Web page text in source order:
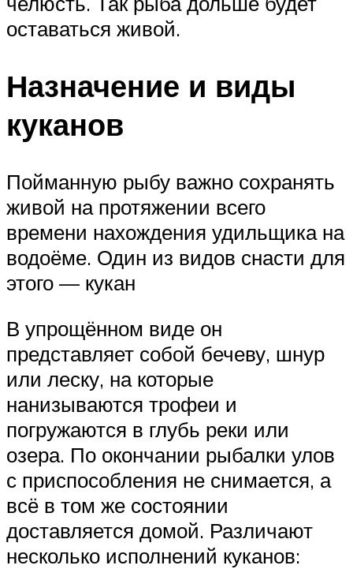
оставаться живой.
Назначение и виды
куканов
Пойманную рыбу важно сохранять
живой на протяжении всего
времени нахождения удильщика на
водоёме. Один из видов снасти для
этого — кукан
В упрощённом виде он
представляет собой бечеву, шнур
или леску, на которые
нанизываются трофеи и
погружаются в глубь реки или
озера. По окончании рыбалки улов
с приспособления не снимается, а
всё в том же состоянии
доставляется домой. Различают
несколько исполнений куканов: